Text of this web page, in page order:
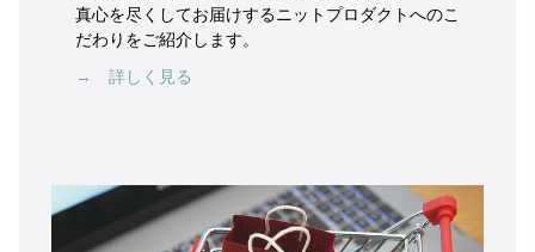
真心を尽くしてお届けするニットプロダクトへのこ
だわりをご紹介します。
→ 詳しく見る